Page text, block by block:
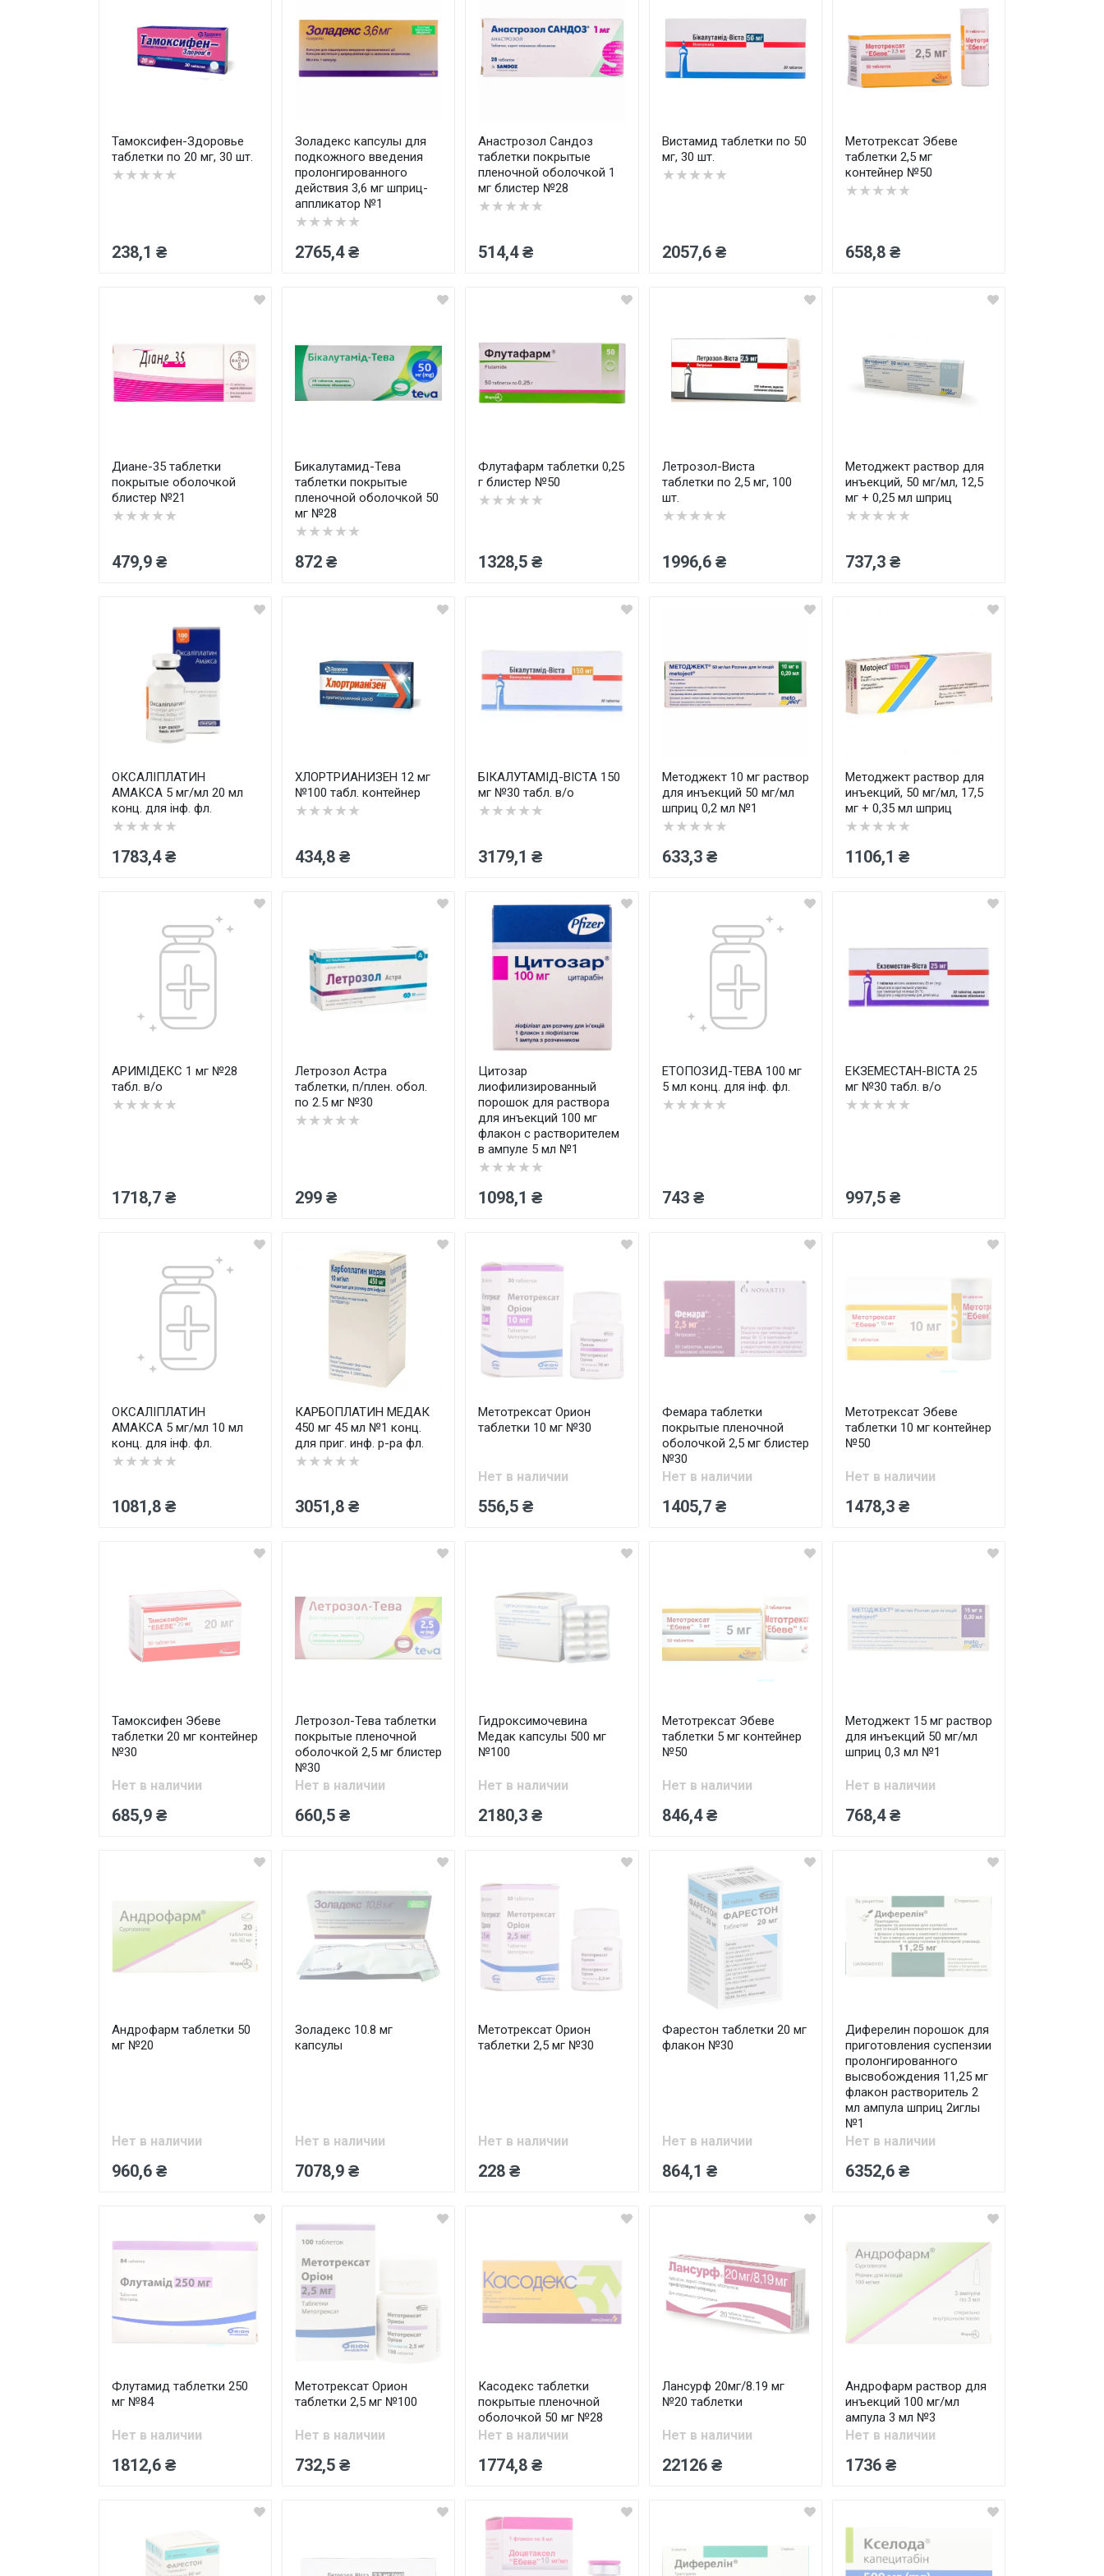
Косметика CODERMA KIDS
Тамоксифен-Здоровье
таблетки по 20 мг, 30 шт.
★★★★★
238,1 ₴
Золадекс капсулы для
подкожного введения
пролонгированного
действия 3,6 мг шприц-
аппликатор №1
★★★★★
2765,4 ₴
Анастрозол Сандоз
таблетки покрытые
пленочной оболочкой 1
мг блистер №28
★★★★★
514,4 ₴
Вистамид таблетки по 50
мг, 30 шт.
★★★★★
2057,6 ₴
Метотрексат Эбеве
таблетки 2,5 мг
контейнер №50
★★★★★
658,8 ₴
Диане-35 таблетки
покрытые оболочкой
блистер №21
★★★★★
479,9 ₴
Бикалутамид-Тева
таблетки покрытые
пленочной оболочкой 50
мг №28
★★★★★
872 ₴
Флутафарм таблетки 0,25
г блистер №50
★★★★★
1328,5 ₴
Летрозол-Виста
таблетки по 2,5 мг, 100
шт.
★★★★★
1996,6 ₴
Методжект раствор для
инъекций, 50 мг/мл, 12,5
мг + 0,25 мл шприц
★★★★★
737,3 ₴
ОКСАЛІПЛАТИН
АМАКСА 5 мг/мл 20 мл
конц. для інф. фл.
★★★★★
1783,4 ₴
ХЛОРТРИАНИЗЕН 12 мг
№100 табл. контейнер
★★★★★
434,8 ₴
БІКАЛУТАМІД-ВІСТА 150
мг №30 табл. в/о
★★★★★
3179,1 ₴
Методжект 10 мг раствор
для инъекций 50 мг/мл
шприц 0,2 мл №1
★★★★★
633,3 ₴
Методжект раствор для
инъекций, 50 мг/мл, 17,5
мг + 0,35 мл шприц
★★★★★
1106,1 ₴
АРИМІДЕКС 1 мг №28
табл. в/о
★★★★★
1718,7 ₴
Летрозол Астра
таблетки, п/плен. обол.
по 2.5 мг №30
★★★★★
299 ₴
Цитозар
лиофилизированный
порошок для раствора
для инъекций 100 мг
флакон с растворителем
в ампуле 5 мл №1
★★★★★
1098,1 ₴
ЕТОПОЗИД-ТЕВА 100 мг
5 мл конц. для інф. фл.
★★★★★
743 ₴
ЕКЗЕМЕСТАН-ВІСТА 25
мг №30 табл. в/о
★★★★★
997,5 ₴
ОКСАЛІПЛАТИН
АМАКСА 5 мг/мл 10 мл
конц. для інф. фл.
★★★★★
1081,8 ₴
КАРБОПЛАТИН МЕДАК
450 мг 45 мл №1 конц.
для приг. инф. р-ра фл.
★★★★★
3051,8 ₴
Метотрексат Орион
таблетки 10 мг №30
Нет в наличии
556,5 ₴
Фемара таблетки
покрытые пленочной
оболочкой 2,5 мг блистер
№30
Нет в наличии
1405,7 ₴
Метотрексат Эбеве
таблетки 10 мг контейнер
№50
Нет в наличии
1478,3 ₴
Тамоксифен Эбеве
таблетки 20 мг контейнер
№30
Нет в наличии
685,9 ₴
Летрозол-Тева таблетки
покрытые пленочной
оболочкой 2,5 мг блистер
№30
Нет в наличии
660,5 ₴
Гидроксимочевина
Медак капсулы 500 мг
№100
Нет в наличии
2180,3 ₴
Метотрексат Эбеве
таблетки 5 мг контейнер
№50
Нет в наличии
846,4 ₴
Методжект 15 мг раствор
для инъекций 50 мг/мл
шприц 0,3 мл №1
Нет в наличии
768,4 ₴
Андрофарм таблетки 50
мг №20
Нет в наличии
960,6 ₴
Золадекс 10.8 мг
капсулы
Нет в наличии
7078,9 ₴
Метотрексат Орион
таблетки 2,5 мг №30
Нет в наличии
228 ₴
Фарестон таблетки 20 мг
флакон №30
Нет в наличии
864,1 ₴
Диферелин порошок для
приготовления суспензии
пролонгированного
высвобождения 11,25 мг
флакон растворитель 2
мл ампула шприц 2иглы
№1
Нет в наличии
6352,6 ₴
Флутамид таблетки 250
мг №84
Нет в наличии
1812,6 ₴
Метотрексат Орион
таблетки 2,5 мг №100
Нет в наличии
732,5 ₴
Касодекс таблетки
покрытые пленочной
оболочкой 50 мг №28
Нет в наличии
1774,8 ₴
Лансурф 20мг/8.19 мг
№20 таблетки
Нет в наличии
22126 ₴
Андрофарм раствор для
инъекций 100 мг/мл
ампула 3 мл №3
Нет в наличии
1736 ₴